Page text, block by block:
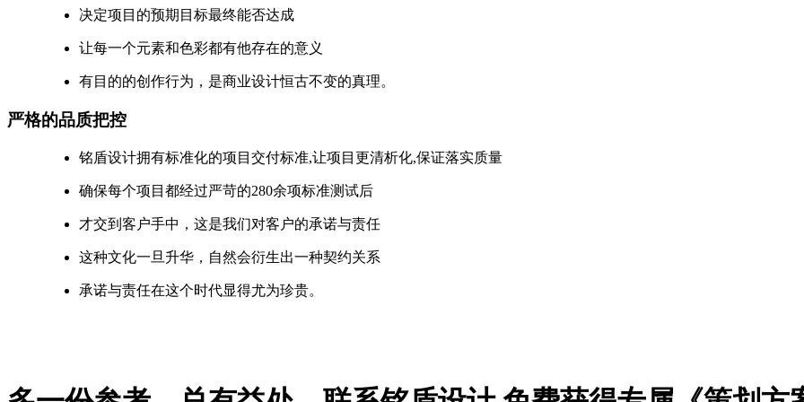
决定项目的预期目标最终能否达成
让每一个元素和色彩都有他存在的意义
有目的的创作行为，是商业设计恒古不变的真理。
严格的品质把控
铭盾设计拥有标准化的项目交付标准,让项目更清析化,保证落实质量
确保每个项目都经过严苛的280余项标准测试后
才交到客户手中，这是我们对客户的承诺与责任
这种文化一旦升华，自然会衍生出一种契约关系
承诺与责任在这个时代显得尤为珍贵。